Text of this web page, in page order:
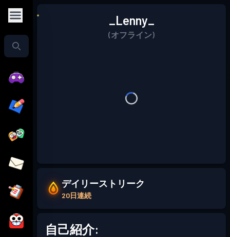
_Lenny_
(オフライン)
デイリーストリーク
20日連続
自己紹介: